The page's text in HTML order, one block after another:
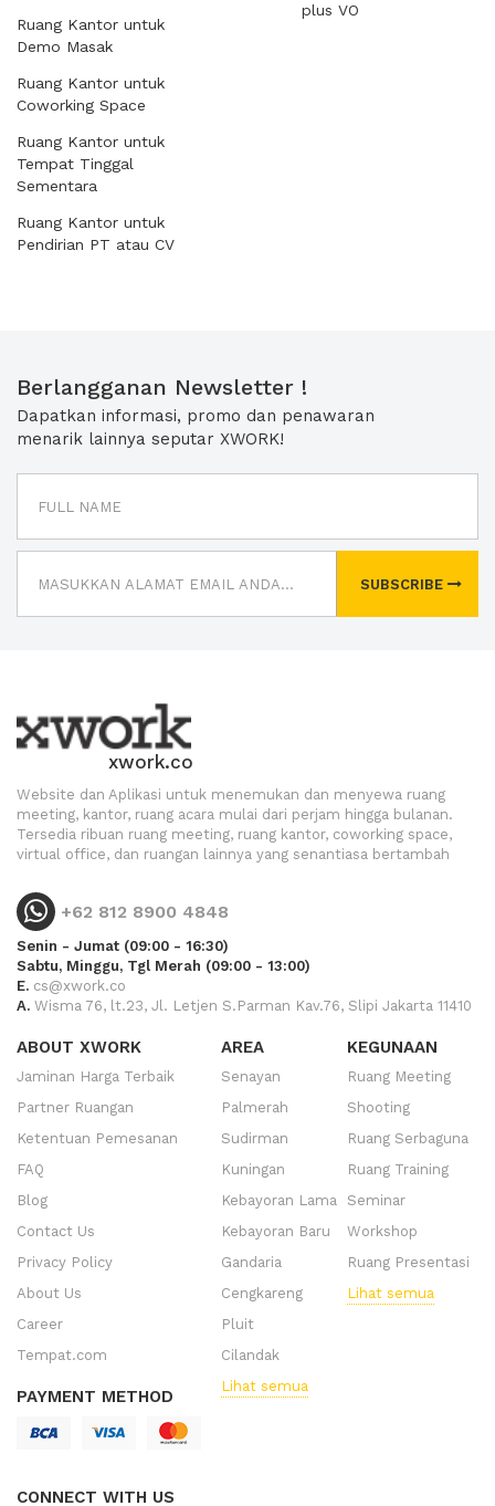
Ruang Kantor untuk
Demo Masak
Ruang Kantor untuk
Coworking Space
Ruang Kantor untuk
Tempat Tinggal
Sementara
Ruang Kantor untuk
Pendirian PT atau CV
plus VO
Berlangganan Newsletter !
Dapatkan informasi, promo dan penawaran
menarik lainnya seputar XWORK!
SUBSCRIBE
xwork.co
Website dan Aplikasi untuk menemukan dan menyewa ruang
meeting, kantor, ruang acara mulai dari perjam hingga bulanan.
Tersedia ribuan ruang meeting, ruang kantor, coworking space,
virtual office, dan ruangan lainnya yang senantiasa bertambah
+62 812 8900 4848
Senin - Jumat (09:00 - 16:30)
Sabtu, Minggu, Tgl Merah (09:00 - 13:00)
E. cs@xwork.co
A. Wisma 76, lt.23, Jl. Letjen S.Parman Kav.76, Slipi Jakarta 11410
ABOUT XWORK
Jaminan Harga Terbaik
Partner Ruangan
Ketentuan Pemesanan
FAQ
Blog
Contact Us
Privacy Policy
About Us
Career
Tempat.com
PAYMENT METHOD
CONNECT WITH US
AREA
Senayan
Palmerah
Sudirman
Kuningan
Kebayoran Lama
Kebayoran Baru
Gandaria
Cengkareng
Pluit
Cilandak
Lihat semua
KEGUNAAN
Ruang Meeting
Shooting
Ruang Serbaguna
Ruang Training
Seminar
Workshop
Ruang Presentasi
Lihat semua